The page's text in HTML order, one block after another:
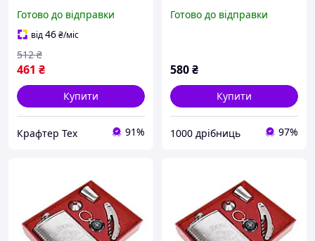
Чоловічий подарунковий
набір wine XL-5508 для
туризму та відпочинку
Готово до відправки
від46₴/міс
461 ₴
512 ₴
Купити
Крафтер Тех 91%
Готово до відправки
580₴
Купити
1000 дрібниць 97%